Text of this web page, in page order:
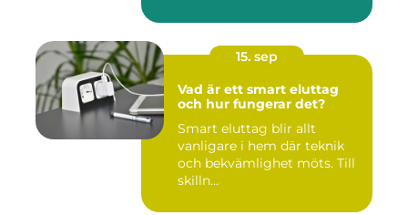
15. sep
Vad är ett smart eluttag
och hur fungerar det?
Smart eluttag blir allt
vanligare i hem där teknik
och bekvämlighet möts. Till
skilln...